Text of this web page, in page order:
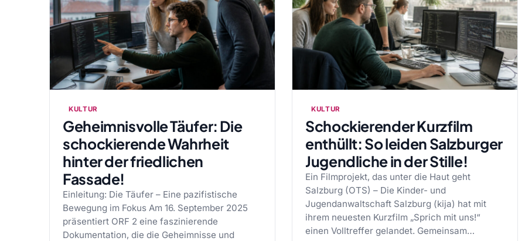
KULTUR
Geheimnisvolle Täufer: Die
schockierende Wahrheit
hinter der friedlichen
Fassade!
Einleitung: Die Täufer – Eine pazifistische
Bewegung im Fokus Am 16. September 2025
präsentiert ORF 2 eine faszinierende
Dokumentation, die die Geheimnisse und
KULTUR
Schockierender Kurzfilm
enthüllt: So leiden Salzburger
Jugendliche in der Stille!
Ein Filmprojekt, das unter die Haut geht
Salzburg (OTS) – Die Kinder- und
Jugendanwaltschaft Salzburg (kija) hat mit
ihrem neuesten Kurzfilm „Sprich mit uns!“
einen Volltreffer gelandet. Gemeinsam…